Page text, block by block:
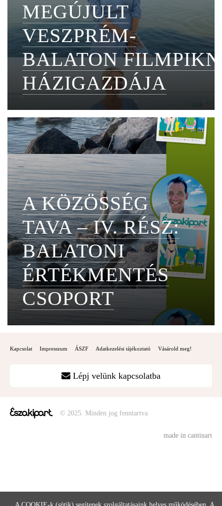
MEGÚJULT
VESZPRÉM-
BALATON
HÁZIGAZDÁJA
A KÖZÖSSÉG
TAVA – IV. RÉSZ:
BALATONI
ÉRTÉKMENTÉS
CSOPORT
Kapcsolat Impresszum ÁSZF Adatkezelési tájékoztató Vásárold meg!
Lépj velünk kapcsolatba
© 2025. Minden jog fenntartva
made in cantinart